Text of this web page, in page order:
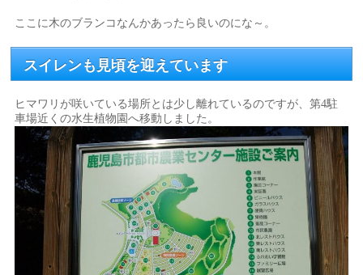
ここに木のブランコなんかあったら良いのにな～。
スイレンも見頃を迎えています
ヒマワリが咲いている場所とは少し離れているのですが、第4駐
車場近くの水生植物園へ移動しました。